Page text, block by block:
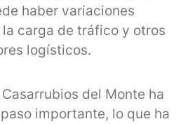
haber variaciones
carga de tráfico y otros
logísticos.
del Monte ha
importante, lo que ha